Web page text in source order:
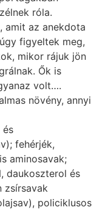
róla.
amit az anekdota
figyeltek meg,
mikor rájuk jön
Ők is
volt….
növény, annyi
és
fehérjék,
aminosavak;
daukoszterol és
zsírsavak
policiklusos